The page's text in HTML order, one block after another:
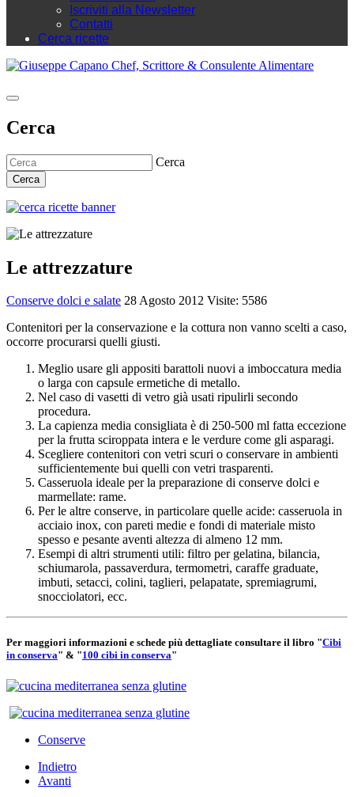
Iscriviti alla Newsletter
Contatti
Cerca ricette
Cerca
Cerca
Cerca
Le attrezzature
Conserve dolci e salate 28 Agosto 2012 Visite: 5586
Contenitori per la conservazione e la cottura non vanno scelti a caso,
occorre procurarsi quelli giusti.
Meglio usare gli appositi barattoli nuovi a imboccatura media
o larga con capsule ermetiche di metallo.
Nel caso di vasetti di vetro già usati ripulirli secondo
procedura.
La capienza media consigliata è di 250-500 ml fatta eccezione
per la frutta sciroppata intera e le verdure come gli asparagi.
Scegliere contenitori con vetri scuri o conservare in ambienti
sufficientemente bui quelli con vetri trasparenti.
Casseruola ideale per la preparazione di conserve dolci e
marmellate: rame.
Per le altre conserve, in particolare quelle acide: casseruola in
acciaio inox, con pareti medie e fondi di materiale misto
spesso e pesante aventi altezza di almeno 12 mm.
Esempi di altri strumenti utili: filtro per gelatina, bilancia,
schiumarola, passaverdura, termometri, caraffe graduate,
imbuti, setacci, colini, taglieri, pelapatate, spremiagrumi,
snocciolatori, ecc.
Per maggiori informazioni e schede più dettagliate consultare il libro "Cibi
in conserva" & "100 cibi in conserva"
Conserve
Indietro
Avanti